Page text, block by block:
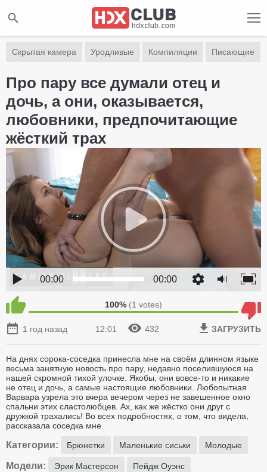
Скрытая камера Уродливые Компиляции Писающие
Про пару все думали отец и
дочь, а они, оказывается,
любовники, предпочитающие
жёсткий трах
00:00 00:00
100% (1 votes)
1 год назад 12:01 432 ЗАГРУЗИТЬ
На днях сорока-соседка принесла мне на своём длинном языке
весьма занятную новость про пару, недавно поселившуюся на
нашей скромной тихой улочке. Якобы, они вовсе-то и никакие
не отец и дочь, а самые настоящие любовники. Любопытная
Варвара узрела это вчера вечером через не завешенное окно
спальни этих сластолюбцев. Ах, как же жёстко они друг с
дружкой трахались! Во всех подробностях, о том, что видела,
рассказала соседка мне.
Категории: Брюнетки Маленькие сиськи Молодые
Модели: Эрик Мастерсон Пейдж Оуэнс